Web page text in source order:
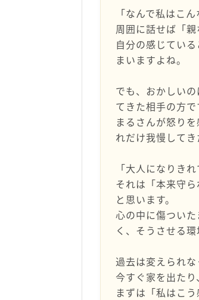
「なんで私はこ
周囲に話せば「
自分の感じてい
まいますよね。
でも、おかしい
てきた相手の方で
まるさんが怒り
れだけ我慢してき
「大人になりき
それは「本来守
と思います。
心の中に傷つい
く、そうさせる
過去は変えられな
今すぐ家を出たり
まずは「私はこ